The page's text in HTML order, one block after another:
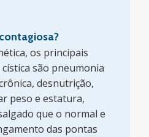
os principais
são pneumonia
desnutrição,
peso e estatura,
que o normal e
das pontas